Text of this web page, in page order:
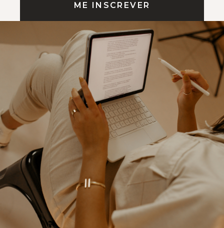
ME INSCREVER